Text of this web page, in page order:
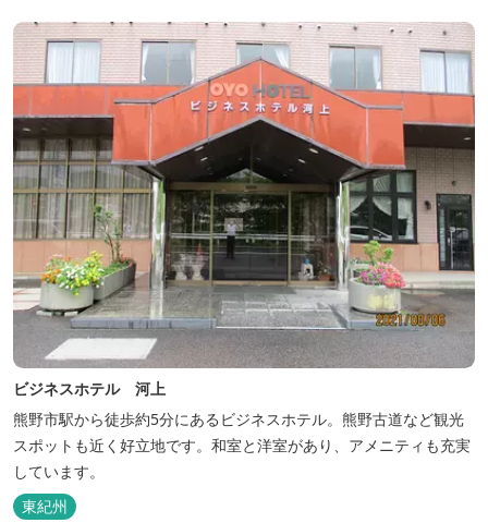
ビジネスホテル 河上
熊野市駅から徒歩約5分にあるビジネスホテル。熊野古道など観光
スポットも近く好立地です。和室と洋室があり、アメニティも充実
しています。
東紀州